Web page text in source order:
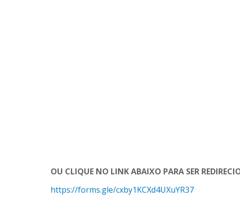
OU CLIQUE NO LINK ABAIXO PARA SER
https://forms.gle/cxby1KCXd4UXuYR37